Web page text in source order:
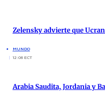
Zelensky advierte que
MUNDO
12:06 ECT
Arabia Saudita, Jordania y